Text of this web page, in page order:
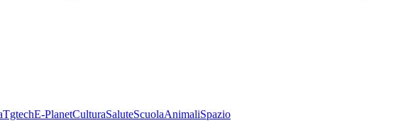
TgtechE-PlanetCulturaSaluteScuolaAnimaliSpazio